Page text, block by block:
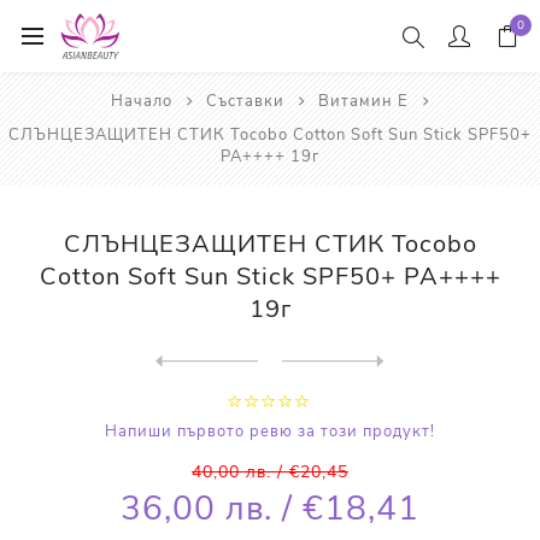
0
Начало Съставки
Витамин Е
СЛЪНЦЕЗАЩИТЕН СТИК Tocobo Cotton Soft Sun Stick SPF50+
PA++++ 19г
СЛЪНЦЕЗАЩИТЕН СТИК Tocobo
Cotton Soft Sun Stick SPF50+ PA++++
19г
Напиши първото ревю за този продукт!
40,00 лв. / €20,45
36,00 лв. / €18,41